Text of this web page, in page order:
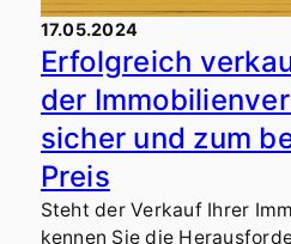
17.05.2024
Erfolgreich
der
sicher und zum
Preis
Steht der Verkauf Ihrer
kennen Sie die